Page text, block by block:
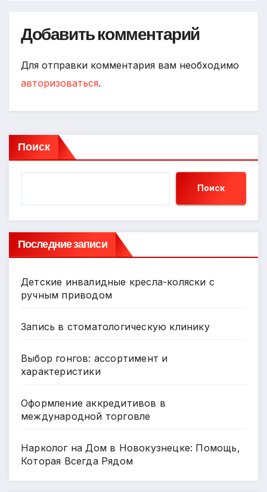
Добавить комментарий
Для отправки комментария вам необходимо
авторизоваться.
Поиск
Поиск
Последние записи
Детские инвалидные кресла-коляски с
ручным приводом
Запись в стоматологическую клинику
Выбор гонгов: ассортимент и
характеристики
Оформление аккредитивов в
международной торговле
Нарколог на Дом в Новокузнецке: Помощь,
Которая Всегда Рядом